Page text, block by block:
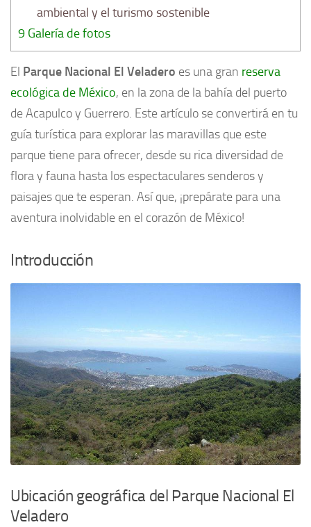
ambiental y el turismo sostenible
9 Galería de fotos
El Parque Nacional El Veladero es una gran reserva
ecológica de México, en la zona de la bahía del puerto
de Acapulco y Guerrero. Este artículo se convertirá en tu
guía turística para explorar las maravillas que este
parque tiene para ofrecer, desde su rica diversidad de
flora y fauna hasta los espectaculares senderos y
paisajes que te esperan. Así que, ¡prepárate para una
aventura inolvidable en el corazón de México!
Introducción
Ubicación geográfica del Parque Nacional El
Veladero